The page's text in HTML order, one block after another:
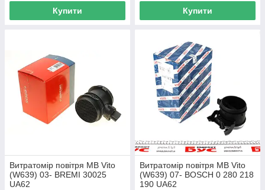
Купити Купити
Витратомір повітря MB Vito
(W639) 03- BREMI 30025
UA62
Витратомір повітря MB Vito
(W639) 07- BOSCH 0 280 218
190 UA62